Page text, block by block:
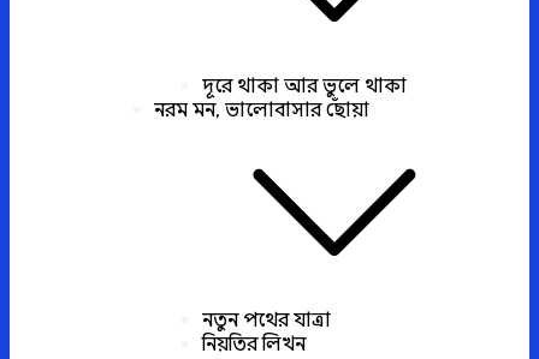
দূরে থাকা আর ভুলে থাকা
নরম মন, ভালোবাসার ছোঁয়া
নতুন পথের যাত্রা
নিয়তির লিখন